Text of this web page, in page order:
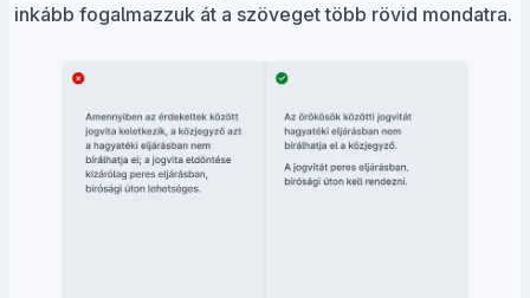
inkább fogalmazzuk át a szöveget több rövid mondatra.